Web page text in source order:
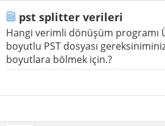
pst splitter verileri
Hangi verimli dönüşüm programı
boyutlu PST dosyası
boyutlara bölmek için.?